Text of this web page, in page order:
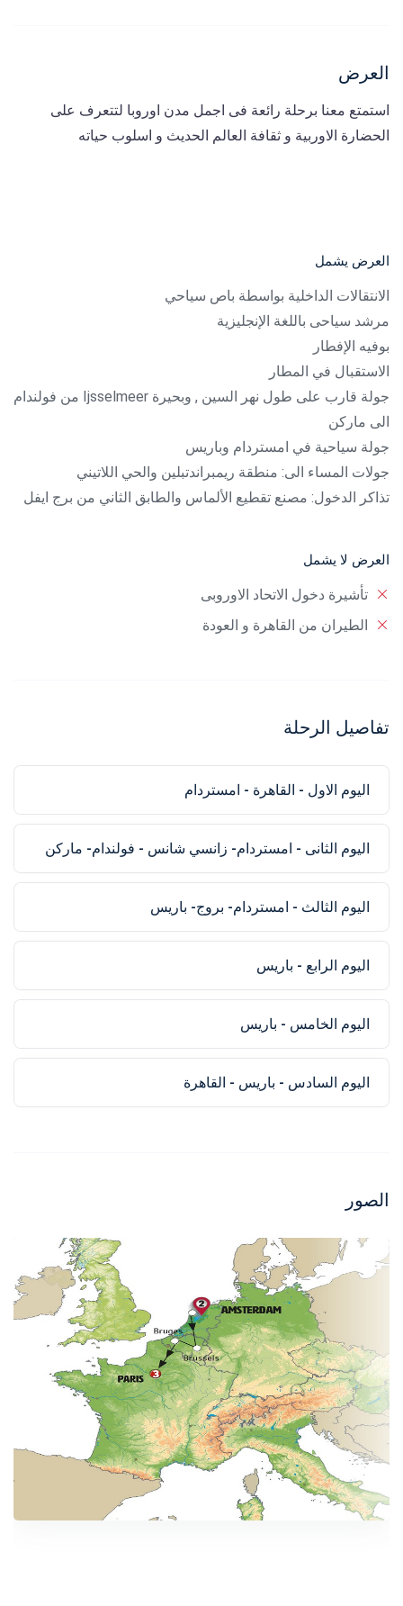
العرض
استمتع معنا برحلة رائعة فى اجمل مدن اوروبا لتتعرف على
الحضارة الاوربية و ثقافة العالم الحديث و اسلوب حياته
العرض يشمل
الانتقالات الداخلية بواسطة باص سياحي
مرشد سياحى باللغة الإنجليزية
بوفيه الإفطار
الاستقبال في المطار
جولة قارب على طول نهر السين , وبحيرة Ijsselmeer من فولندام
الى ماركن
جولة سياحية في امستردام وباريس
جولات المساء الى: منطقة ريمبراندتبلين والحي اللاتيني
تذاكر الدخول: مصنع تقطيع الألماس والطابق الثاني من برج ايفل
العرض لا يشمل
تأشيرة دخول الاتحاد الاوروبى
الطيران من القاهرة و العودة
تفاصيل الرحلة
اليوم الاول - القاهرة - امستردام
اليوم الثانى - امستردام- زانسي شانس - فولندام- ماركن
اليوم الثالث - امستردام- بروج- باريس
اليوم الرابع - باريس
اليوم الخامس - باريس
اليوم السادس - باريس - القاهرة
الصور